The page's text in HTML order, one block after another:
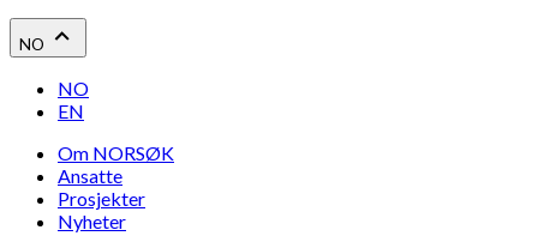
NO
NO
EN
Om NORSØK
Ansatte
Prosjekter
Nyheter